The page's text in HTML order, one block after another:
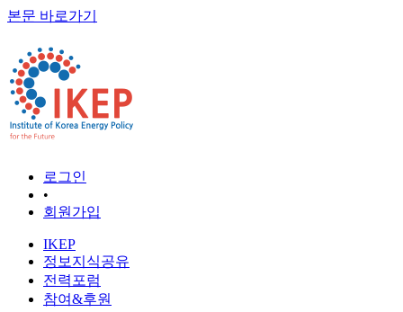
본문 바로가기
로그인
•
회원가입
IKEP
정보지식공유
전력포럼
참여&후원